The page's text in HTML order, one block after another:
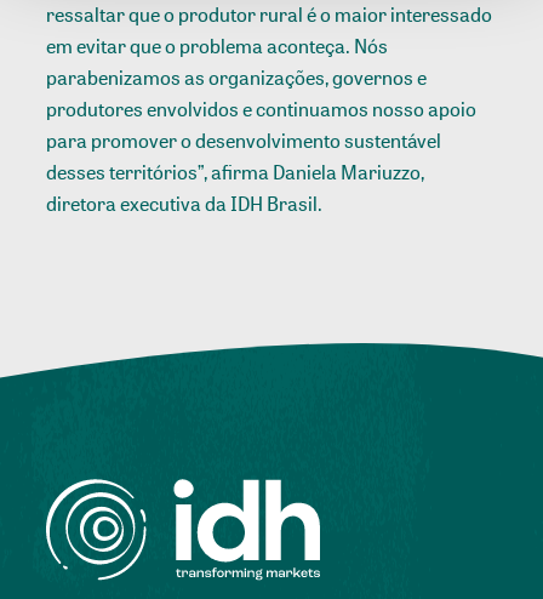
ressaltar que o produtor rural é o maior interessado
em evitar que o problema aconteça. Nós
parabenizamos as organizações, governos e
produtores envolvidos e continuamos nosso apoio
para promover o desenvolvimento sustentável
desses territórios”, afirma Daniela Mariuzzo,
diretora executiva da IDH Brasil.